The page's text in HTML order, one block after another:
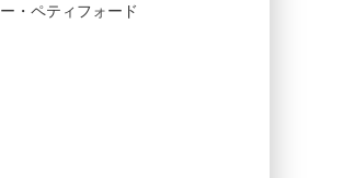
・ペティフォード